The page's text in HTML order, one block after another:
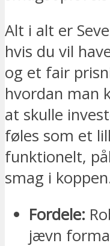
Alt i alt er
hvis du vil
og et fair
hvordan man
at skulle
føles som et
funktionelt,
smag i
Fordele:
jævn